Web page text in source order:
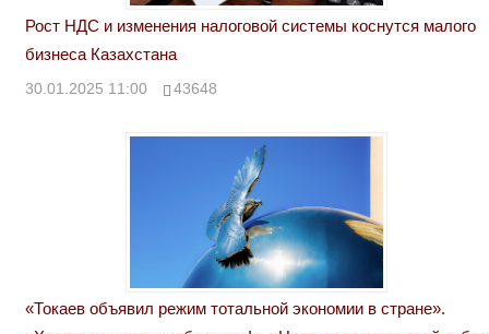
Рост НДС и изменения налоговой системы коснутся малого
бизнеса Казахстана
30.01.2025 11:00 43648
«Токаев объявил режим тотальной экономии в стране».